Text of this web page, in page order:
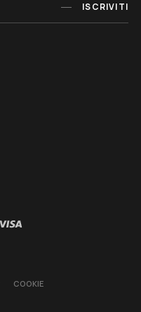
COOKIE
ISCRIVITI